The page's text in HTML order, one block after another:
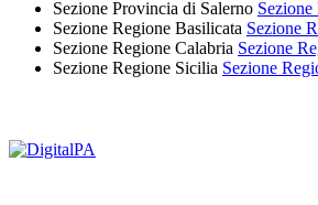
Sezione Provincia di Salerno
Sezione Regione Basilicata Sezione
Sezione Regione Calabria Sezione
Sezione Regione Sicilia Sezione